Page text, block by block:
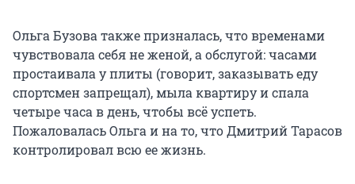
Ольга Бузова также призналась, что временами
чувствовала себя не женой, а обслугой: часами
простаивала у плиты (говорит, заказывать еду
спортсмен запрещал), мыла квартиру и спала
четыре часа в день, чтобы всё успеть.
Пожаловалась Ольга и на то, что Дмитрий Тарасов
контролировал всю ее жизнь.